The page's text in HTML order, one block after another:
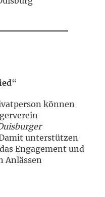
“
können
unterstützen
Engagement und
Anlässen